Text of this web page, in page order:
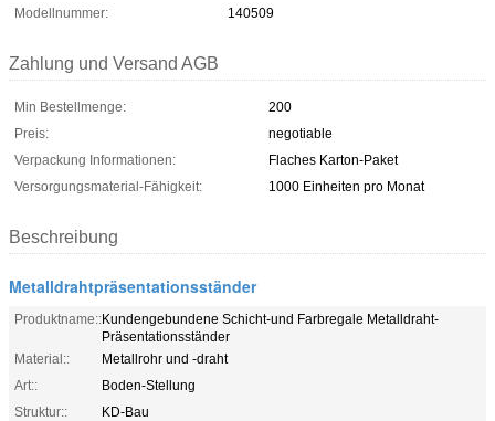
Modellnummer:
140509
Zahlung und Versand AGB
Min Bestellmenge:
200
Preis:
negotiable
Verpackung Informationen:
Flaches Karton-Paket
Versorgungsmaterial-Fähigkeit:
1000 Einheiten pro Monat
Beschreibung
Metalldrahtpräsentationsständer
Produktname::Kundengebundene Schicht-und Farbregale Metalldraht-
Präsentationsständer
Material::
Metallrohr und -draht
Art::
Boden-Stellung
Struktur::
KD-Bau